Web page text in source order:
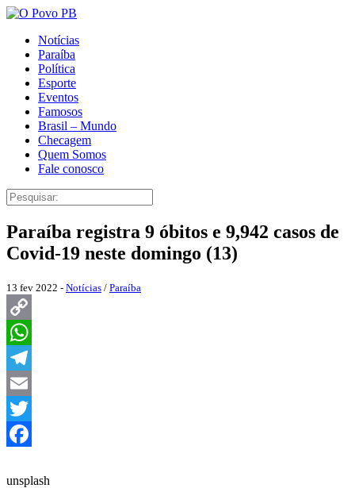
Notícias
Paraíba
Política
Esporte
Eventos
Famosos
Brasil – Mundo
Checagem
Quem Somos
Fale conosco
Paraíba registra 9 óbitos e 9,942 casos de
Covid-19 neste domingo (13)
13 fev 2022 - Notícias / Paraíba
Copy
Link
WhatsApp
Telegram
Email
Twitter
unsplash